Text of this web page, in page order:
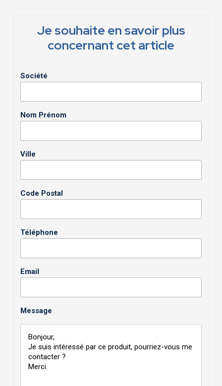
Je souhaite en savoir plus
concernant cet article
Société
Nom Prénom
Ville
Code Postal
Téléphone
Email
Message